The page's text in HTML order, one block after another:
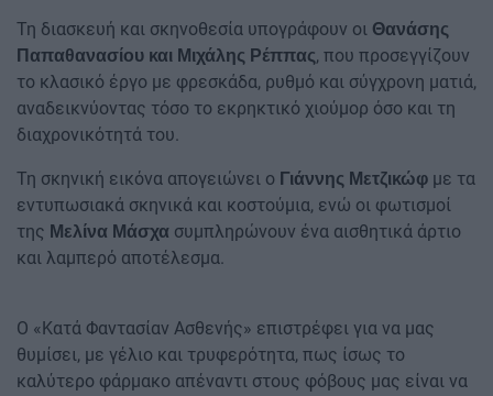
Τη διασκευή και σκηνοθεσία υπογράφουν οι Θανάσης
Παπαθανασίου και Μιχάλης Ρέππας, που προσεγγίζουν
το κλασικό έργο με φρεσκάδα, ρυθμό και σύγχρονη ματιά,
αναδεικνύοντας τόσο το εκρηκτικό χιούμορ όσο και τη
διαχρονικότητά του.
Τη σκηνική εικόνα απογειώνει ο Γιάννης Μετζικώφ με τα
εντυπωσιακά σκηνικά και κοστούμια, ενώ οι φωτισμοί
της Μελίνα Μάσχα συμπληρώνουν ένα αισθητικά άρτιο
και λαμπερό αποτέλεσμα.
Ο «Κατά Φαντασίαν Ασθενής» επιστρέφει για να μας
θυμίσει, με γέλιο και τρυφερότητα, πως ίσως το
καλύτερο φάρμακο απέναντι στους φόβους μας είναι να